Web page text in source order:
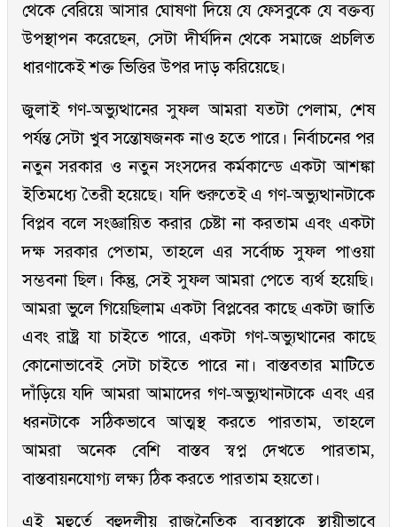
থেকে বেরিয়ে আসার ঘোষণা দিয়ে যে ফেসবুকে যে বক্তব্য
উপস্থাপন করেছেন, সেটা দীর্ঘদিন থেকে সমাজে প্রচলিত
ধারণাকেই শক্ত ভিত্তির উপর দাড় করিয়েছে।
জুলাই গণ-অভ্যুত্থানের সুফল আমরা যতটা পেলাম, শেষ
পর্যন্ত সেটা খুব সন্তোষজনক নাও হতে পারে। নির্বাচনের পর
নতুন সরকার ও নতুন সংসদের কর্মকান্ডে একটা আশঙ্কা
ইতিমধ্যে তৈরী হয়েছে। যদি শুরুতেই এ গণ-অভ্যুত্থানটাকে
বিপ্লব বলে সংজ্ঞায়িত করার চেষ্টা না করতাম এবং একটা
দক্ষ সরকার পেতাম, তাহলে এর সর্বোচ্চ সুফল পাওয়া
সম্ভবনা ছিল। কিন্তু, সেই সুফল আমরা পেতে ব্যর্থ হয়েছি।
আমরা ভুলে গিয়েছিলাম একটা বিপ্লবের কাছে একটা জাতি
এবং রাষ্ট্র যা চাইতে পারে, একটা গণ-অভ্যুত্থানের কাছে
কোনোভাবেই সেটা চাইতে পারে না। বাস্তবতার মাটিতে
দাঁড়িয়ে যদি আমরা আমাদের গণ-অভ্যুত্থানটাকে এবং এর
ধরনটাকে সঠিকভাবে আত্মস্থ করতে পারতাম, তাহলে
আমরা অনেক বেশি বাস্তব স্বপ্ন দেখতে পারতাম,
বাস্তবায়নযোগ্য লক্ষ্য ঠিক করতে পারতাম হয়তো।
এই মুহুর্তে বহুদলীয় রাজনৈতিক ব্যবস্থাকে স্থায়ীভাবে